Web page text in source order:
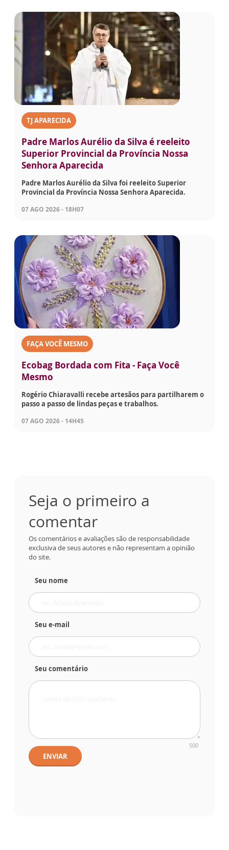
TJ APARECIDA
Padre Marlos Aurélio da Silva é reeleito
Superior Provincial da Província Nossa
Senhora Aparecida
Padre Marlos Aurélio da Silva foi reeleito Superior
Provincial da Província Nossa Senhora Aparecida.
07 AGO 2026 - 18H07
FAÇA VOCÊ MESMO
Ecobag Bordada com Fita - Faça Você
Mesmo
Rogério Chiaravalli recebe artesãos para partilharem o
passo a passo de lindas peças e trabalhos.
07 AGO 2026 - 14H45
Seja o primeiro a
comentar
Os comentários e avaliações são de responsabilidade
exclusiva de seus autores e não representam a opinião
do site.
Seu nome
Seu e-mail
Seu comentário
500
ENVIAR